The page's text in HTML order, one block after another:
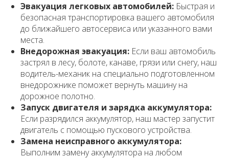
Эвакуация легковых автомобилей: Быстрая и
безопасная транспортировка вашего автомобиля
до ближайшего автосервиса или указанного вами
места.
Внедорожная эвакуация: Если ваш автомобиль
застрял в лесу, болоте, канаве, грязи или снегу, наш
водитель-механик на специально подготовленном
внедорожнике поможет вернуть машину на
дорожное полотно.
Запуск двигателя и зарядка аккумулятора:
Если разрядился аккумулятор, наш мастер запустит
двигатель с помощью пускового устройства.
Замена неисправного аккумулятора:
Выполним замену аккумулятора на любом